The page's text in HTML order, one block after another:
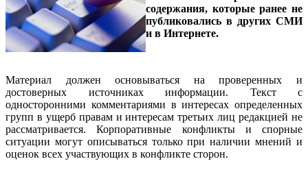
содержания, которые ранее не
публиковались в других СМИ
и в Интернете.
Материал должен основываться на проверенных и
достоверных источниках информации. Текст с
односторонними комментариями в интересах определенных
групп в ущерб правам и интересам третьих лиц редакцией не
рассматривается. Корпоративные конфликты и спорные
ситуации могут описываться только при наличии мнений и
оценок всех участвующих в конфликте сторон.